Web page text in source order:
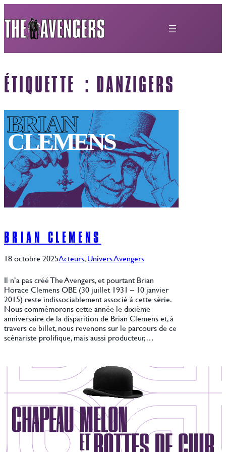
ÉTIQUETTE : DANZIGERS
BRIAN CLEMENS
18 octobre 2025Acteurs, Univers Avengers
Il n’a pas créé The Avengers, et pourtant Brian
Horace Clemens OBE (30 juillet 1931 – 10 janvier
2015) reste indissociablement associé à cette série.
Nous commémorons cette année le dixième
anniversaire de la disparition de Brian Clemens et, à
travers ce billet, nous revenons sur le parcours de ce
scénariste prolifique, mais aussi producteur,…